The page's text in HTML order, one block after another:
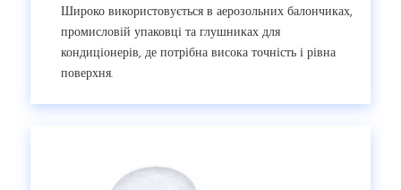
Широко використовується в аерозольних балончиках,
промисловій упаковці та глушниках для
кондиціонерів, де потрібна висока точність і рівна
поверхня.